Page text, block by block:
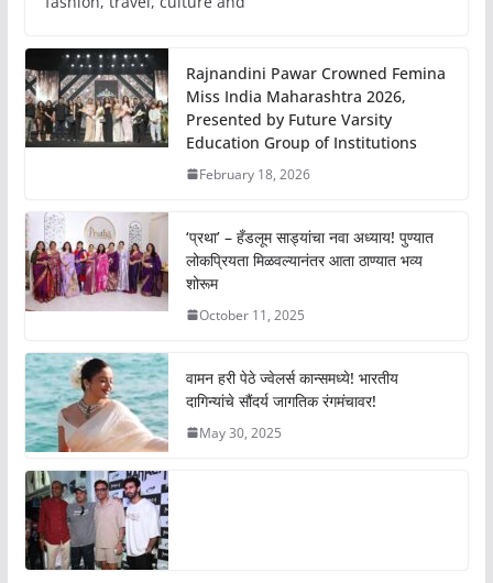
Rajnandini Pawar Crowned Femina
Miss India Maharashtra 2026,
Presented by Future Varsity
Education Group of Institutions
February 18, 2026
‘प्रथा’ – हँडलूम साड्यांचा नवा अध्याय! पुण्यात
लोकप्रियता मिळवल्यानंतर आता ठाण्यात भव्य
शोरूम
October 11, 2025
वामन हरी पेठे ज्वेलर्स कान्समध्ये! भारतीय
दागिन्यांचे सौंदर्य जागतिक रंगमंचावर!
May 30, 2025